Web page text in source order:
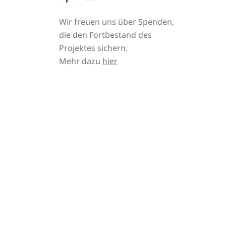
Wir freuen uns über Spenden,
die den Fortbestand des
Projektes sichern.
Mehr dazu hier